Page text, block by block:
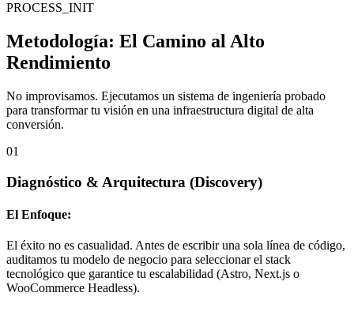
PROCESS_INIT
Metodología: El Camino al Alto
Rendimiento
No improvisamos. Ejecutamos un sistema de ingeniería probado
para transformar tu visión en una infraestructura digital de alta
conversión.
01
Diagnóstico & Arquitectura (Discovery)
El Enfoque:
El éxito no es casualidad. Antes de escribir una sola línea de código,
auditamos tu modelo de negocio para seleccionar el stack
tecnológico que garantice tu escalabilidad (Astro, Next.js o
WooCommerce Headless).